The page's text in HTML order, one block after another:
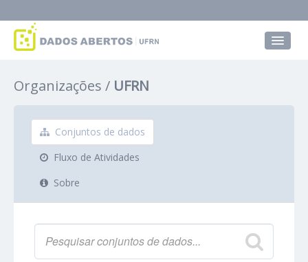
Grupos
Sobre
Organizações UFRN
Conjuntos de dados
Fluxo de Atividades
Sobre